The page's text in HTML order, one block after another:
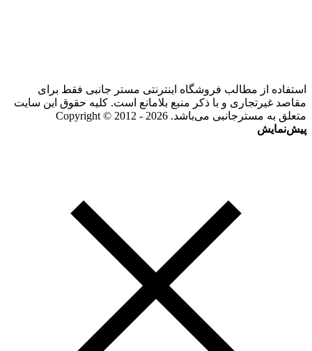
استفاده از مطالب فروشگاه اینترنتی مستر جانبی فقط برای
مقاصد غیرتجاری و با ذکر منبع بلامانع است. کلیه حقوق این سایت
متعلق به مسترجانبی می‌باشد. Copyright © 2012 - 2026
پیش‌نمایش